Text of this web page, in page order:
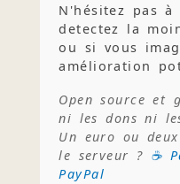
N'hésitez pas
detectez la
ou si vous
amélioration
Open source et
ni les dons ni
Un euro ou
le serveur ? ☕
PayPal